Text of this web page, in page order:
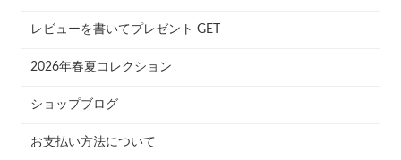
レビューを書いてプレゼント GET
2026年春夏コレクション
ショップブログ
お支払い方法について